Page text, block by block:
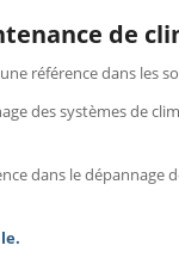
de
référence dans les
des systèmes de
dans le dépannage